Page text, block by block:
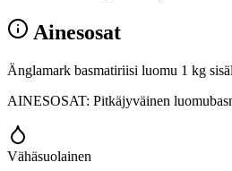
Ainesosat
Änglamark basmatiriisi luomu 1 kg
AINESOSAT: Pitkäjyväinen
Vähäsuolainen